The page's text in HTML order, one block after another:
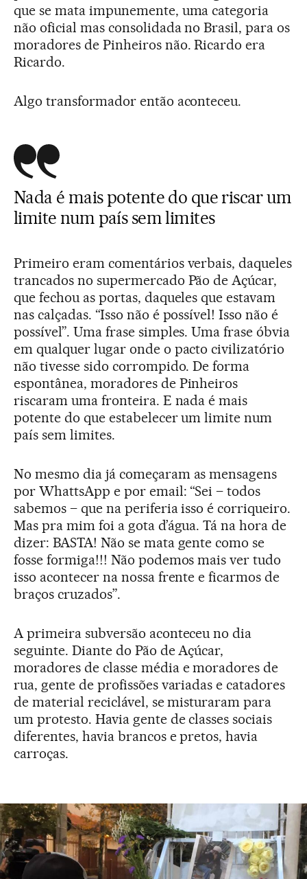
que se mata impunemente, uma categoria
não oficial mas consolidada no Brasil, para os
moradores de Pinheiros não. Ricardo era
Ricardo.
Algo transformador então aconteceu.
Nada é mais potente do que riscar um
limite num país sem limites
Primeiro eram comentários verbais, daqueles
trancados no supermercado Pão de Açúcar,
que fechou as portas, daqueles que estavam
nas calçadas. “Isso não é possível! Isso não é
possível”. Uma frase simples. Uma frase óbvia
em qualquer lugar onde o pacto civilizatório
não tivesse sido corrompido. De forma
espontânea, moradores de Pinheiros
riscaram uma fronteira. E nada é mais
potente do que estabelecer um limite num
país sem limites.
No mesmo dia já começaram as mensagens
por WhattsApp e por email: “Sei – todos
sabemos – que na periferia isso é corriqueiro.
Mas pra mim foi a gota d’água. Tá na hora de
dizer: BASTA! Não se mata gente como se
fosse formiga!!! Não podemos mais ver tudo
isso acontecer na nossa frente e ficarmos de
braços cruzados”.
A primeira subversão aconteceu no dia
seguinte. Diante do Pão de Açúcar,
moradores de classe média e moradores de
rua, gente de profissões variadas e catadores
de material reciclável, se misturaram para
um protesto. Havia gente de classes sociais
diferentes, havia brancos e pretos, havia
carroças.